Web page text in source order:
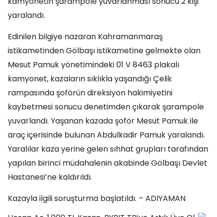
yaralandı.
Edinilen bilgiye nazaran Kahramanmaraş
istikametinden Gölbaşı istikametine gelmekte olan
Mesut Pamuk yönetimindeki 01 V 8463 plakalı
kamyonet, kazaların sıklıkla yaşandığı Çelik
rampasında şoförün direksiyon hakimiyetini
kaybetmesi sonucu denetimden çıkarak şarampole
yuvarlandı. Yaşanan kazada şoför Mesut Pamuk ile
araç içerisinde bulunan Abdulkadir Pamuk yaralandı.
Yaralılar kaza yerine gelen sıhhat grupları tarafından
yapılan birinci müdahalenin akabinde Gölbaşı Devlet
Hastanesi’ne kaldırıldı.
Kazayla ilgili soruşturma başlatıldı. – ADIYAMAN